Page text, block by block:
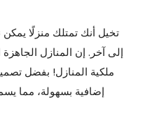
تخيل أنك تمتلك منزلًا
إلى آخر. إن المنازل
ملكية المنازل! بفضل
إضافية بسهولة، مما